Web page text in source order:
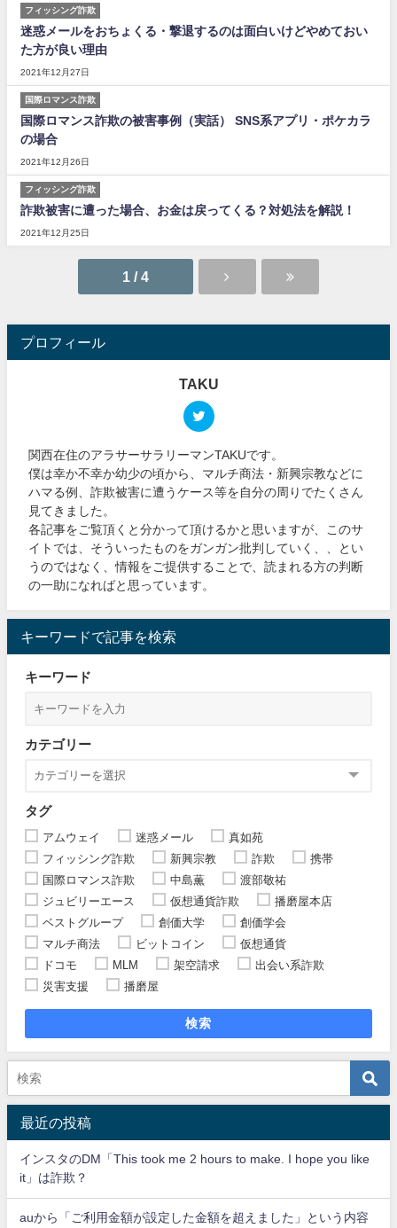
フィッシング詐欺
迷惑メールをおちょくる・撃退するのは面白いけどやめておい
た方が良い理由
2021年12月27日
国際ロマンス詐欺
国際ロマンス詐欺の被害事例（実話） SNS系アプリ・ポケカラ
の場合
2021年12月26日
フィッシング詐欺
詐欺被害に遭った場合、お金は戻ってくる？対処法を解説！
2021年12月25日
1 / 4
プロフィール
TAKU
関西在住のアラサーサラリーマンTAKUです。
僕は幸か不幸か幼少の頃から、マルチ商法・新興宗教などに
ハマる例、詐欺被害に遭うケース等を自分の周りでたくさん
見てきました。
各記事をご覧頂くと分かって頂けるかと思いますが、このサ
イトでは、そういったものをガンガン批判していく、、とい
うのではなく、情報をご提供することで、読まれる方の判断
の一助になればと思っています。
キーワードで記事を検索
キーワード
カテゴリー
タグ
アムウェイ 迷惑メール
真如苑
フィッシング詐欺
新興宗教 詐欺
携帯
国際ロマンス詐欺
中島薫
渡部敬祐
ジュビリーエース
仮想通貨詐欺
播磨屋本店
ベストグループ
創価大学
創価学会
マルチ商法
ビットコイン
仮想通貨
ドコモ
MLM 架空請求
出会い系詐欺
災害支援
播磨屋
検索
最近の投稿
インスタのDM「This took me 2 hours to make. I hope you like
it」は詐欺？
auから「ご利用金額が設定した金額を超えました」という内容